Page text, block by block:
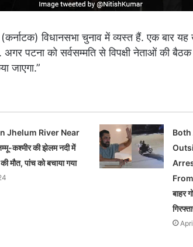
विधानसभा चुनाव में व्यस्त हैं. एक बार
पटना को सर्वसम्मति से विपक्षी नेताओं की
जाएगा.”
Jhelum River Near
कश्मीर की झेलम नदी में
मौत, पांच को बचाया गया
बाहर